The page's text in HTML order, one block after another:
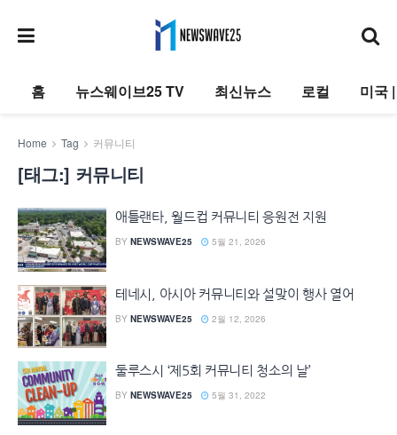
홈 뉴스웨이브25 TV 최신뉴스 로컬 미국
Home Tag 커뮤니티
[태그:] 커뮤니티
애틀랜타, 월드컵 커뮤니티 응원전 지원
BY NEWSWAVE25 5월 21, 2026
테네시, 아시아 커뮤니티와 설맞이 행사 열어
BY NEWSWAVE25 2월 12, 2026
둘루스시 ‘제5회 커뮤니티 청소의 날’
BY NEWSWAVE25 5월 31, 2022